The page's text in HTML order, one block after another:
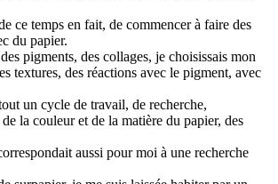
ce temps en fait, de commencer à faire des
du papier.
pigments, des collages, je choisissais mon
textures, des réactions avec le pigment, avec
un cycle de travail, de recherche,
la couleur et de la matière du papier, des
aussi pour moi à une recherche